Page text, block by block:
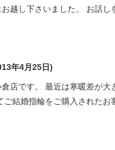
フターサービス
ライダルアイテム
ロポーズサポート
越し下さいました。 お話
年4月25日)
店です。 最近は寒暖差が
ご結婚指輪をご購入された